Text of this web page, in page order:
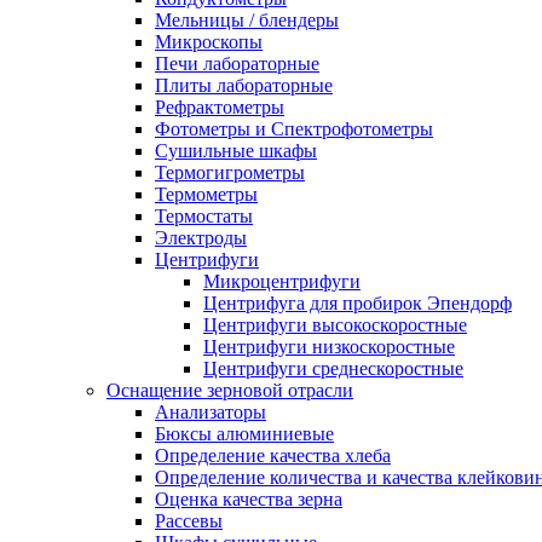
Мельницы / блендеры
Микроскопы
Печи лабораторные
Плиты лабораторные
Рефрактометры
Фотометры и Спектрофотометры
Сушильные шкафы
Термогигрометры
Термометры
Термостаты
Электроды
Центрифуги
Микроцентрифуги
Центрифуга для пробирок Эпендорф
Центрифуги высокоскоростные
Центрифуги низкоскоростные
Центрифуги среднескоростные
Оснащение зерновой отрасли
Анализаторы
Бюксы алюминиевые
Определение качества хлеба
Определение количества и качества
Оценка качества зерна
Рассевы